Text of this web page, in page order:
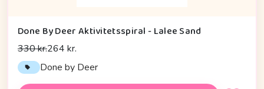
Done By Deer Aktivitetsspiral - Lalee Sand
330 kr.264 kr.
Done by Deer